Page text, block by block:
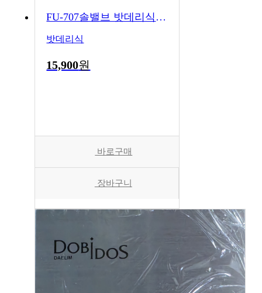
FU-707솔밸브 밧데리식 전자변
밧데리식
15,900원
바로구매
장바구니